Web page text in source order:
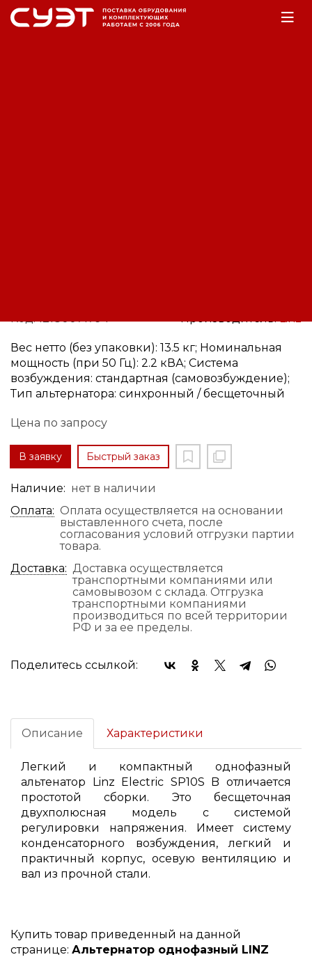
Код: 12180071794 Производитель:Linz
Вес нетто (без упаковки): 13.5 кг; Номинальная
мощность (при 50 Гц): 2.2 кВА; Система
возбуждения: стандартная (самовозбуждение);
Тип альтернатора: синхронный / бесщеточный
Цена по запросу
В заявку Быстрый заказ
Наличие: нет в наличии
Оплата: Оплата осуществляется на основании
выставленного счета, после
согласования условий отгрузки партии
товара.
Доставка: Доставка осуществляется
транспортными компаниями или
самовывозом с склада. Отгрузка
транспортными компаниями
производиться по всей территории
РФ и за ее пределы.
Поделитесь ссылкой:
Описание Характеристики
Легкий и компактный однофазный
альтенатор Linz Electric SP10S B отличается
простотой сборки. Это бесщеточная
двухполюсная модель с системой
регулировки напряжения. Имеет систему
конденсаторного возбуждения, легкий и
практичный корпус, осевую вентиляцию и
вал из прочной стали.
Купить товар приведенный на данной
странице: Альтернатор однофазный LINZ